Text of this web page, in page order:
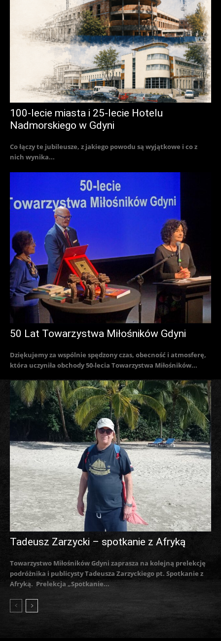
100-lecie miasta i 25-lecie Hotelu
Nadmorskiego w Gdyni
Co łączy te jubileusze, z jakiego powodu są wyjątkowe i co z
nich wynika...
50 Lat Towarzystwa Miłośników Gdyni
Dziękujemy za wspólnie spędzony czas, obecność i atmosferę,
która uczyniła obchody 50-lecia Towarzystwa Miłośników...
Tadeusz Zarzycki – spotkanie z Afryką
Towarzystwo Miłośników Gdyni zaprasza na kolejną prelekcję
podróżnika i publicysty Tadeusza Zarzyckiego pt. Spotkanie z
Afryką. Prelekcja „Spotkanie...